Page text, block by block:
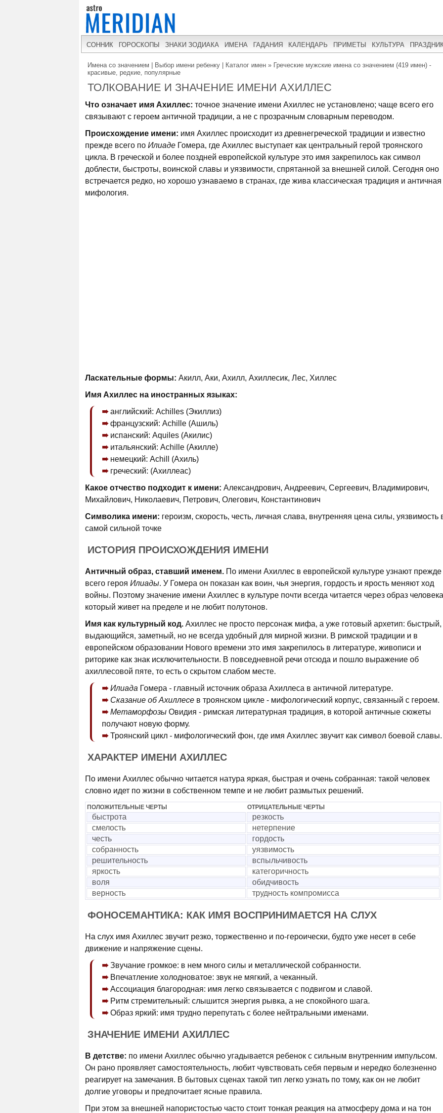
СОННИК ГОРОСКОПЫ ЗНАКИ ЗОДИАКА ИМЕНА ГАДАНИЯ КАЛЕНДАРЬ ПРИМЕТЫ КУЛЬТУРА
Имена со значением | Выбор имени ребенку | Каталог имен » Греческие мужские имена со значением (419 имен) -
красивые, редкие, популярные
ТОЛКОВАНИЕ И ЗНАЧЕНИЕ ИМЕНИ АХИЛЛЕС
Что означает имя Ахиллес: точное значение имени Ахиллес не установлено; чаще всего его
связывают с героем античной традиции, а не с прозрачным словарным переводом.
Происхождение имени: имя Ахиллес происходит из древнегреческой традиции и известно
прежде всего по Илиаде Гомера, где Ахиллес выступает как центральный герой троянского
цикла. В греческой и более поздней европейской культуре это имя закрепилось как символ
доблести, быстроты, воинской славы и уязвимости, спрятанной за внешней силой. Сегодня оно
встречается редко, но хорошо узнаваемо в странах, где жива классическая традиция и античная
мифология.
Ласкательные формы: Акилл, Аки, Ахилл, Ахиллесик, Лес, Хиллес
Имя Ахиллес на иностранных языках:
английский: Achilles (Экиллиз)
французский: Achille (Ашиль)
испанский: Aquiles (Акилис)
итальянский: Achille (Акилле)
немецкий: Achill (Ахиль)
греческий: (Ахиллеас)
Какое отчество подходит к имени: Александрович, Андреевич, Сергеевич, Владимирович,
Михайлович, Николаевич, Петрович, Олегович, Константинович
Символика имени: героизм, скорость, честь, личная слава, внутренняя цена силы, уязвимость
самой сильной точке
ИСТОРИЯ ПРОИСХОЖДЕНИЯ ИМЕНИ
Античный образ, ставший именем. По имени Ахиллес в европейской культуре узнают прежде
всего героя Илиады. У Гомера он показан как воин, чья энергия, гордость и ярость меняют ход
войны. Поэтому значение имени Ахиллес в культуре почти всегда читается через образ
который живет на пределе и не любит полутонов.
Имя как культурный код. Ахиллес не просто персонаж мифа, а уже готовый архетип: быстрый,
выдающийся, заметный, но не всегда удобный для мирной жизни. В римской традиции и в
европейском образовании Нового времени это имя закрепилось в литературе, живописи и
риторике как знак исключительности. В повседневной речи отсюда и пошло выражение об
ахиллесовой пяте, то есть о скрытом слабом месте.
Илиада Гомера - главный источник образа Ахиллеса в античной литературе.
Сказание об Ахиллесе в троянском цикле - мифологический корпус, связанный с героем.
Метаморфозы Овидия - римская литературная традиция, в которой античные сюжеты
получают новую форму.
Троянский цикл - мифологический фон, где имя Ахиллес звучит как символ боевой славы.
ХАРАКТЕР ИМЕНИ АХИЛЛЕС
По имени Ахиллес обычно читается натура яркая, быстрая и очень собранная: такой человек
словно идет по жизни в собственном темпе и не любит размытых решений.
ПОЛОЖИТЕЛЬНЫЕ ЧЕРТЫ ОТРИЦАТЕЛЬНЫЕ ЧЕРТЫ
быстрота
резкость
смелость
нетерпение
честь
гордость
собранность
уязвимость
решительность
вспыльчивость
яркость
категоричность
воля
обидчивость
верность
трудность компромисса
ФОНОСЕМАНТИКА: КАК ИМЯ ВОСПРИНИМАЕТСЯ НА СЛУХ
На слух имя Ахиллес звучит резко, торжественно и по-героически, будто уже несет в себе
движение и напряжение сцены.
Звучание громкое: в нем много силы и металлической собранности.
Впечатление холодноватое: звук не мягкий, а чеканный.
Ассоциация благородная: имя легко связывается с подвигом и славой.
Ритм стремительный: слышится энергия рывка, а не спокойного шага.
Образ яркий: имя трудно перепутать с более нейтральными именами.
ЗНАЧЕНИЕ ИМЕНИ АХИЛЛЕС
В детстве: по имени Ахиллес обычно угадывается ребенок с сильным внутренним импульсом.
Он рано проявляет самостоятельность, любит чувствовать себя первым и нередко болезненно
реагирует на замечания. В бытовых сценах такой тип легко узнать по тому, как он не любит
долгие уговоры и предпочитает ясные правила.
При этом за внешней напористостью часто стоит тонкая реакция на атмосферу дома и на тон